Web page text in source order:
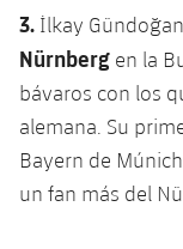
Palmarés
Historia
Alevín
Calendario
Entradas
Resultados
Actualidad
Calendario
Resultados
plusicon
más
Actualidad
Barça C
Campus
PLUSICON
MÁS
3. İlkay
Nürnberg en la
bávaros con los
alemana. Su
Bayern de
un fan más del